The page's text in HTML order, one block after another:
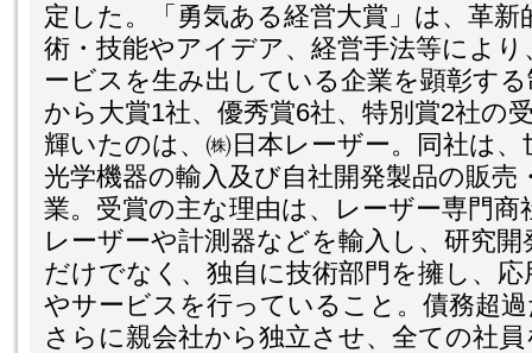
定した。「勇気ある経営大賞」は、革
術・技能やアイデア、経営手法等によ
ービスを生み出している企業を顕彰す
から大賞1社、優秀賞6社、特別賞2社の
輝いたのは、㈱日本レーザー。同社は
光学機器の輸入及び自社開発製品の販売
業。受賞の主な理由は、レーザー専門
レーザーや計測器などを輸入し、研究
だけでなく、独自に技術部門を擁し、
やサービスを行っていること。債務超
さらに親会社から独立させ、全ての社